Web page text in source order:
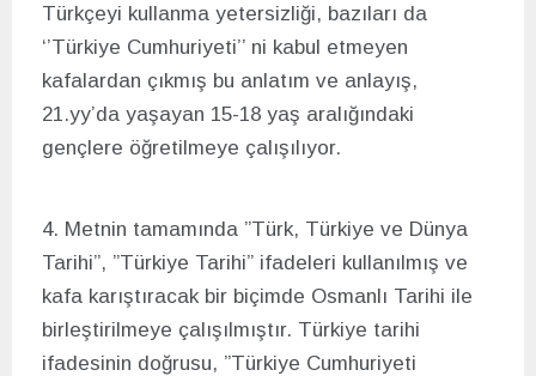
Türkçeyi kullanma yetersizliği, bazıları da
‘’Türkiye Cumhuriyeti’’ ni kabul etmeyen
kafalardan çıkmış bu anlatım ve anlayış,
21.yy’da yaşayan 15-18 yaş aralığındaki
gençlere öğretilmeye çalışılıyor.
4. Metnin tamamında ”Türk, Türkiye ve Dünya
Tarihi”, ”Türkiye Tarihi” ifadeleri kullanılmış ve
kafa karıştıracak bir biçimde Osmanlı Tarihi ile
birleştirilmeye çalışılmıştır. Türkiye tarihi
ifadesinin doğrusu, ”Türkiye Cumhuriyeti